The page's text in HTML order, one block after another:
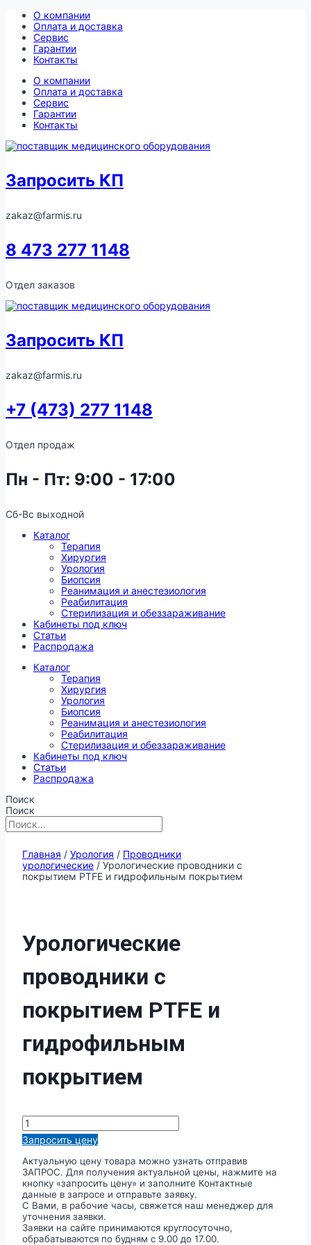
Перейти
содержимому
О компании
Оплата и доставка
Сервис
Гарантии
Контакты
О компании
Оплата и доставка
Сервис
Гарантии
Контакты
Запросить КП
zakaz@farmis.ru
8 473 277 1148
Отдел заказов
Запросить КП
zakaz@farmis.ru
+7 (473) 277 1148
Отдел продаж
Пн - Пт: 9:00 - 17:00
Сб-Вс выходной
Каталог
Терапия
Хирургия
Урология
Биопсия
Реанимация и анестезиология
Реабилитация
Стерилизация и обеззараживание
Кабинеты под ключ
Статьи
Распродажа
Каталог
Терапия
Хирургия
Урология
Биопсия
Реанимация и анестезиология
Реабилитация
Стерилизация и обеззараживание
Кабинеты под ключ
Статьи
Распродажа
Поиск
Поиск
Главная / Урология / Проводники
урологические / Урологические проводники с
покрытием PTFE и гидрофильным покрытием
Урологические
проводники с
покрытием PTFE и
гидрофильным
покрытием
Количество
товара
Урологические
с
покрытием
PTFE
и
гидрофильным
покрытием
Запросить цену
Актуальную цену товара можно узнать отправив
ЗАПРОС. Для получения актуальной цены, нажмите на
кнопку «запросить цену» и заполните Контактные
данные в запросе и отправьте заявку.
С Вами, в рабочие часы, свяжется наш менеджер для
уточнения заявки.
Заявки на сайте принимаются круглосуточно,
обрабатываются по будням с 9.00 до 17.00.